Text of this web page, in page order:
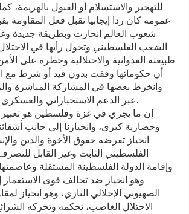
للتهجير والاستسلام أو القبول بالهزيمة،
عمومه كان ردا إيجابيا تقبل فعل المقاومة
شعوب العالم انحازت وبطريقة جديدة
الشعب الفلسطيني وتحول رأيها في
طبيعته العدوانية والاحتلالية وخطره على
أن حكوماتها وقفت بدون قيد أو شرط مع
وانخرط بعضها في المشاركة المباشرة
عبر الدعم الاستخباراتي والعسكري والبشري والمالي.
إن ما يجري في غزة وفلسطين هو
وحضارية كبرى، وانحيازنا إلى جانب
انحياز تفرضه حقوق الأخوة والدين
الفلسطيني الثابت وغير القابل
وإقامة الدولة الفلسطينة المستقلة
وهو انحياز ضد تحالف قوى الاستعمار
الصهيوني الإحلالي النازي، وهو انحياز
الاحتلال الغاصب، تحكمه وتحركه